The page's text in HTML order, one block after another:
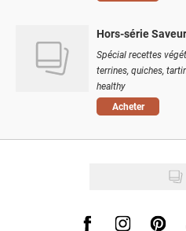
Hors-série
Spécial recettes
terrines, quiches,
healthy
Acheter
Visit us on Facebook
Visit us onVisit us